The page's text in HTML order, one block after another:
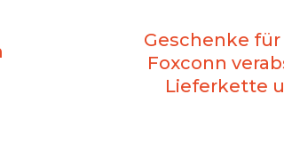
Geschenke
Foxconn
Lieferkette